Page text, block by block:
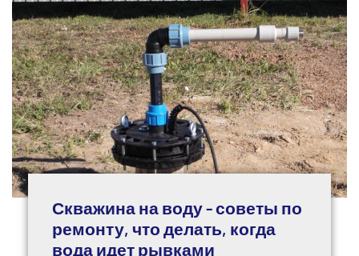
Скважина на воду - советы по
ремонту, что делать, когда
вода идет рывками